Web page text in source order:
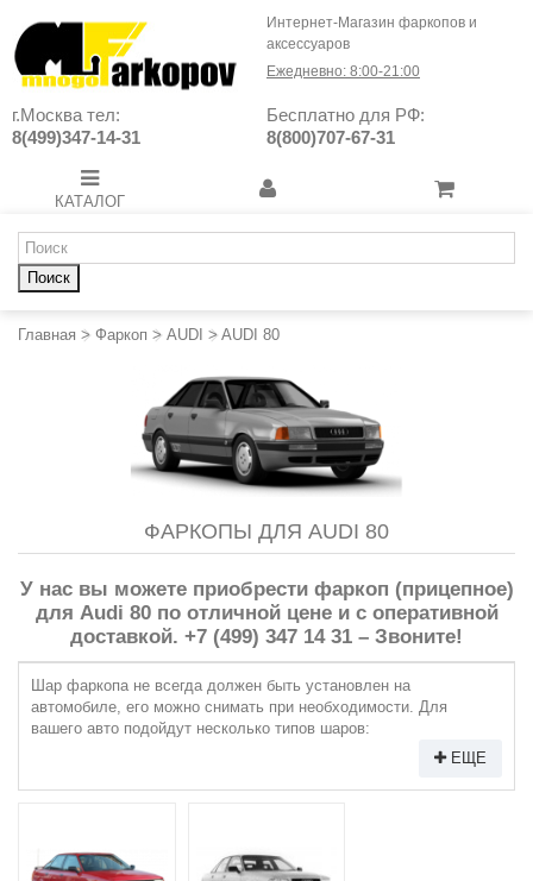
Интернет-Магазин фаркопов и
аксессуаров
Ежедневно: 8:00-21:00
г.Москва тел:
8(499)347-14-31
Бесплатно для РФ:
8(800)707-67-31
КАТАЛОГ
Поиск
Главная > Фаркоп > AUDI > AUDI 80
ФАРКОПЫ ДЛЯ AUDI 80
У нас вы можете приобрести фаркоп (прицепное)
для Audi 80 по отличной цене и с оперативной
доставкой. +7 (499) 347 14 31 – Звоните!
Шар фаркопа не всегда должен быть установлен на
автомобиле, его можно снимать при необходимости. Для
вашего авто подойдут несколько типов шаров:
ЕЩЕ